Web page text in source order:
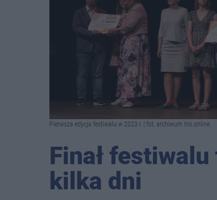
Pierwsza edycja festiwalu w 2023 r. | fot. archiwum Ino.online
Finał
kilka dni